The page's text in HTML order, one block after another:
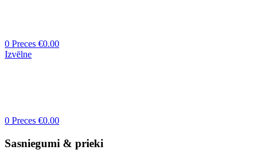
0 Preces €0.00
Izvēlne
0 Preces €0.00
Sasniegumi & prieki